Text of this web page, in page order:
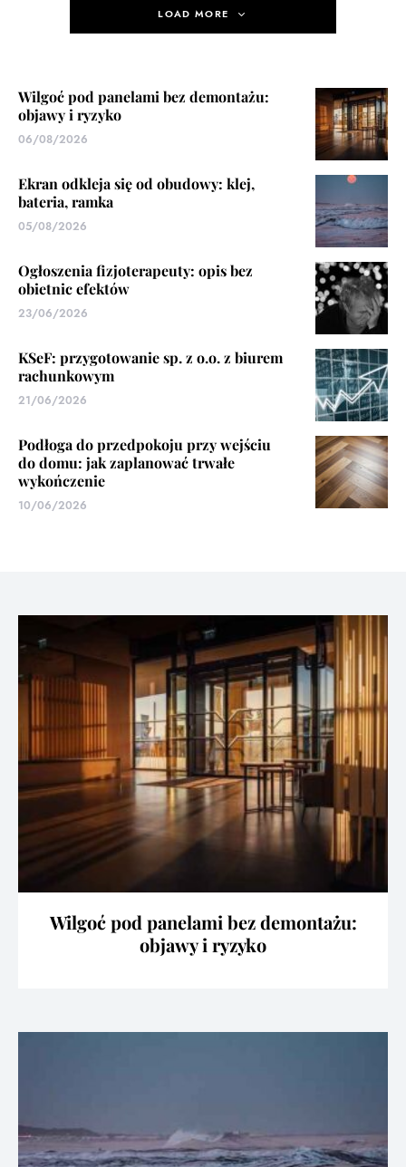
LOAD MORE
Wilgoć pod panelami bez demontażu:
objawy i ryzyko
06/08/2026
Ekran odkleja się od obudowy: klej,
bateria, ramka
05/08/2026
Ogłoszenia fizjoterapeuty: opis bez
obietnic efektów
23/06/2026
KSeF: przygotowanie sp. z o.o. z biurem
rachunkowym
21/06/2026
Podłoga do przedpokoju przy wejściu
do domu: jak zaplanować trwałe
wykończenie
10/06/2026
Wilgoć pod panelami bez demontażu:
objawy i ryzyko